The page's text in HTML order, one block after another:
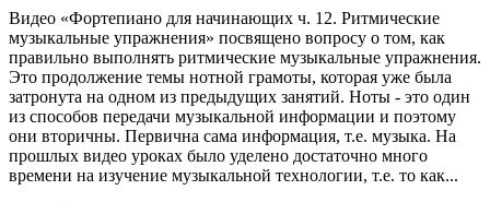
Видео «Фортепиано для начинающих ч. 12. Ритмические
музыкальные упражнения» посвящено вопросу о том, как
правильно выполнять ритмические музыкальные упражнения.
Это продолжение темы нотной грамоты, которая уже была
затронута на одном из предыдущих занятий. Ноты - это один
из способов передачи музыкальной информации и поэтому
они вторичны. Первична сама информация, т.е. музыка. На
прошлых видео уроках было уделено достаточно много
времени на изучение музыкальной технологии, т.е. то как...